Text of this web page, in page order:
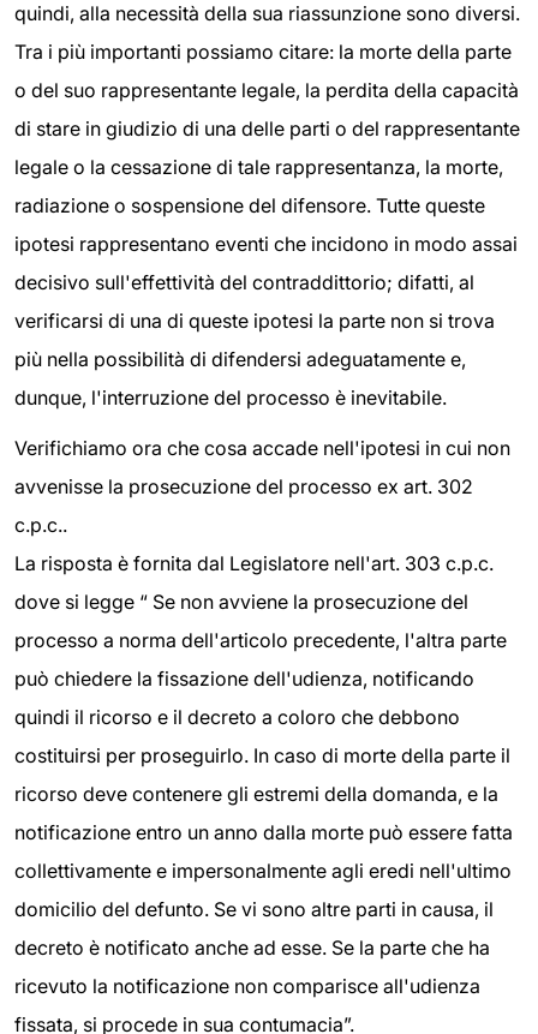
quindi, alla necessità della sua riassunzione sono diversi.
Tra i più importanti possiamo citare: la morte della parte
o del suo rappresentante legale, la perdita della capacità
di stare in giudizio di una delle parti o del rappresentante
legale o la cessazione di tale rappresentanza, la morte,
radiazione o sospensione del difensore. Tutte queste
ipotesi rappresentano eventi che incidono in modo assai
decisivo sull'effettività del contraddittorio; difatti, al
verificarsi di una di queste ipotesi la parte non si trova
più nella possibilità di difendersi adeguatamente e,
dunque, l'interruzione del processo è inevitabile.
Verifichiamo ora che cosa accade nell'ipotesi in cui non
avvenisse la prosecuzione del processo ex art. 302
c.p.c..
La risposta è fornita dal Legislatore nell'art. 303 c.p.c.
dove si legge “ Se non avviene la prosecuzione del
processo a norma dell'articolo precedente, l'altra parte
può chiedere la fissazione dell'udienza, notificando
quindi il ricorso e il decreto a coloro che debbono
costituirsi per proseguirlo. In caso di morte della parte il
ricorso deve contenere gli estremi della domanda, e la
notificazione entro un anno dalla morte può essere fatta
collettivamente e impersonalmente agli eredi nell'ultimo
domicilio del defunto. Se vi sono altre parti in causa, il
decreto è notificato anche ad esse. Se la parte che ha
ricevuto la notificazione non comparisce all'udienza
fissata, si procede in sua contumacia”.